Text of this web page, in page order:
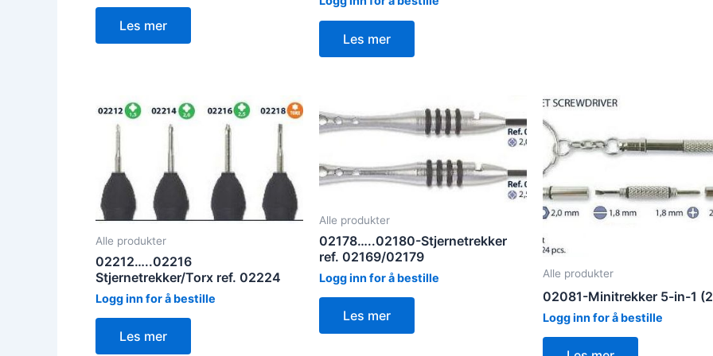
Les mer
Les mer
Alle produkter
02212…..02216
Stjernetrekker/Torx ref. 02224
Logg inn for å bestille
Les mer
Alle produkter
02178…..02180-Stjernetrekker
ref. 02169/02179
Logg inn for å bestille
Les mer
Alle produkter
02081-Minitrekker 5-in-1
Logg inn for å bestille